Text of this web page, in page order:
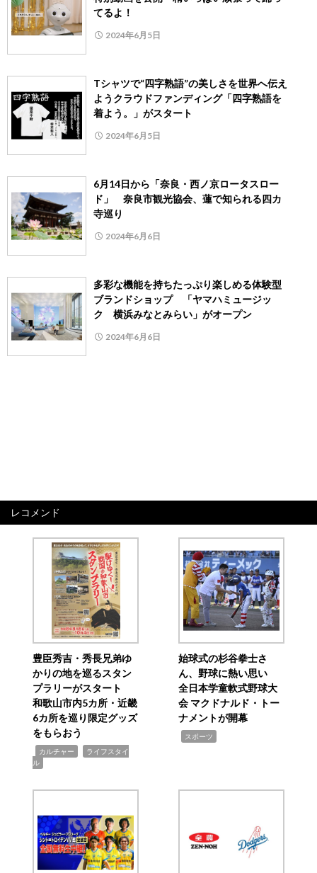
てるよ！
2024年6月5日
Tシャツで“四字熟語”の美しさを世界へ伝え
ようクラウドファンディング「四字熟語を
着よう。」がスタート
2024年6月5日
6月14日から「奈良・西ノ京ロータスロー
ド」 奈良市観光協会、蓮で知られる四カ
寺巡り
2024年6月6日
多彩な機能を持ちたっぷり楽しめる体験型
ブランドショップ 「ヤマハミュージッ
ク 横浜みなとみらい」がオープン
2024年6月6日
レコメンド
豊臣秀吉・秀長兄弟ゆ
かりの地を巡るスタン
プラリーがスタート
和歌山市内5カ所・近畿
6カ所を巡り限定グッズ
をもらおう
カルチャー
ライフスタイ
ル
始球式の杉谷拳士さ
ん、野球に熱い思い
全日本学童軟式野球大
会 マクドナルド・トー
ナメントが開幕
スポーツ